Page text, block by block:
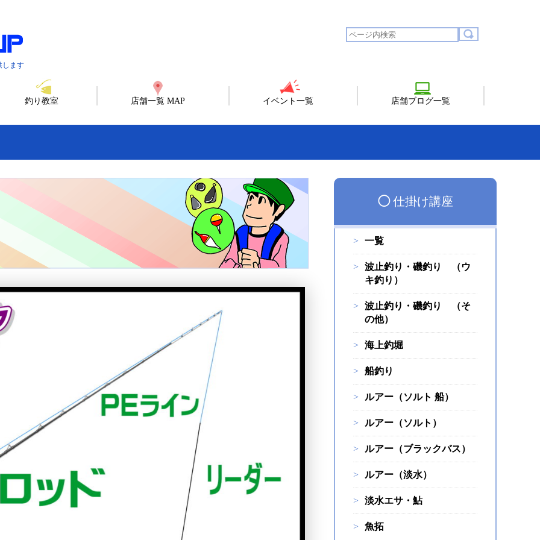
します
釣り教室 店舗一覧 MAP イベント一覧 店舗ブログ一覧
◯仕掛け講座
一覧
波止釣り・磯釣り （ウ
キ釣り）
波止釣り・磯釣り （そ
の他）
海上釣堀
船釣り
ルアー（ソルト 船）
ルアー（ソルト）
ルアー（ブラックバス）
ルアー（淡水）
淡水エサ・鮎
魚拓